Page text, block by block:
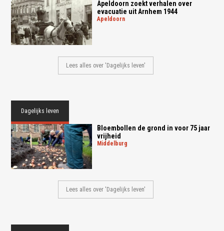
Apeldoorn zoekt verhalen over
evacuatie uit Arnhem 1944
apeldoorn
Lees alles over 'Dagelijks leven'
Dagelijks leven
Bloembollen de grond in voor 75 jaar
vrijheid
middelburg
Lees alles over 'Dagelijks leven'